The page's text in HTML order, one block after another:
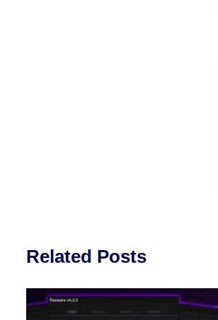
Related Posts